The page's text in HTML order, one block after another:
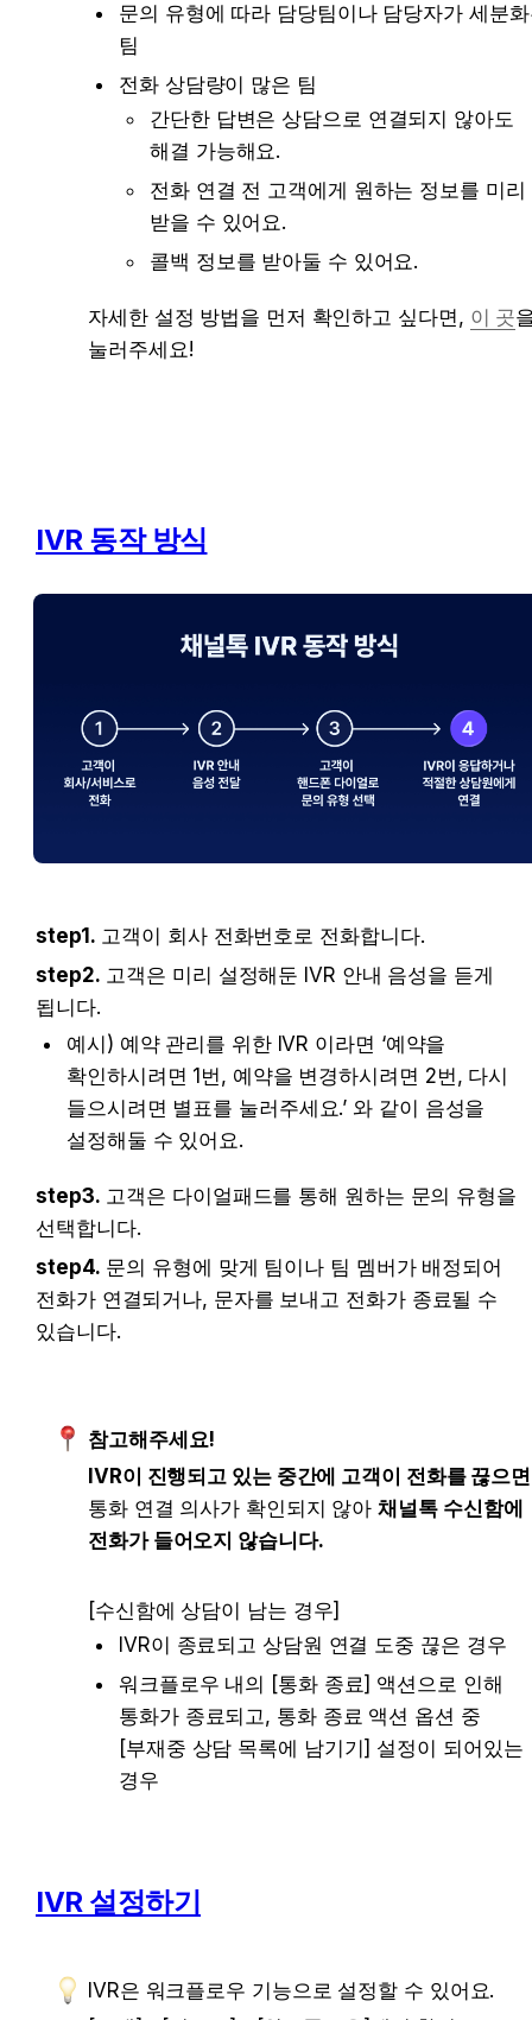
문의 유형에 따라 담당팀이나 담당자가 세분
팀
전화 상담량이 많은 팀
간단한 답변은 상담으로 연결되지 않아도
해결 가능해요.
전화 연결 전 고객에게 원하는 정보를 미리
받을 수 있어요.
콜백 정보를 받아둘 수 있어요.
자세한 설정 방법을 먼저 확인하고 싶다면, 이 곳
눌러주세요!
IVR 동작 방식
step1. 고객이 회사 전화번호로 전화합니다.
step2. 고객은 미리 설정해둔 IVR 안내 음성을 듣게
됩니다.
예시) 예약 관리를 위한 IVR 이라면 ‘예약을
확인하시려면 1번, 예약을 변경하시려면 2번, 다시
들으시려면 별표를 눌러주세요.’ 와 같이 음성을
설정해둘 수 있어요.
step3. 고객은 다이얼패드를 통해 원하는 문의 유형을
선택합니다.
step4. 문의 유형에 맞게 팀이나 팀 멤버 가 배정되어
전화가 연결되거나, 문자를 보내고 전화가 종료될 수
있습니다.
참고해주세요!
IVR이 진행되고 있는 중간에 고객이 전화를 끊으면
통화 연결 의사가 확인되지 않아 채널톡 수신함에
전화가 들어오지 않습니다.
[수신함에 상담이 남는 경우]
IVR이 종료되고 상담원 연결 도중 끊은 경우
워크플로우 내의 [통화 종료] 액션으로 인해
통화가 종료되고, 통화 종료 액션 옵션 중
[부재중 상담 목록에 남기기] 설정이 되어있는
경우
IVR 설정하기
IVR은 워크플로우 기능으로 설정할 수 있어요.